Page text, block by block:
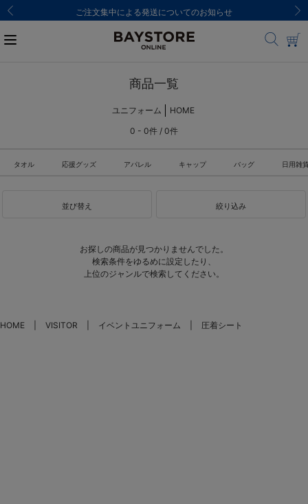
ご注文集中による発送についてのお知らせ
商品一覧
ユニフォーム
HOME
0 - 0件 / 0件
タオル 応援グッズ アパレル キャップ バッグ 日用雑
並び替え 絞り込み
お探しの商品が見つかりませんでした。
検索条件をゆるめに設定したり、
上位のジャンルで検索してください。
HOME VISITOR イベントユニフォーム 圧着シート